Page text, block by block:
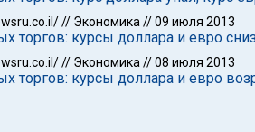
// Экономика //09 июля 2013
торгов: курсы доллара и евро
// Экономика //08 июля 2013
торгов: курсы доллара и евро